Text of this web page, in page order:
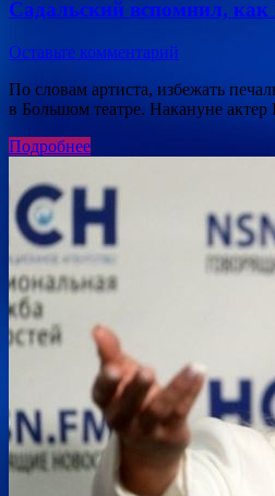
Садальский вспомнил,
Оставьте комментарий
По словам артиста, избежать
в Большом театре. Накануне
Подробнее